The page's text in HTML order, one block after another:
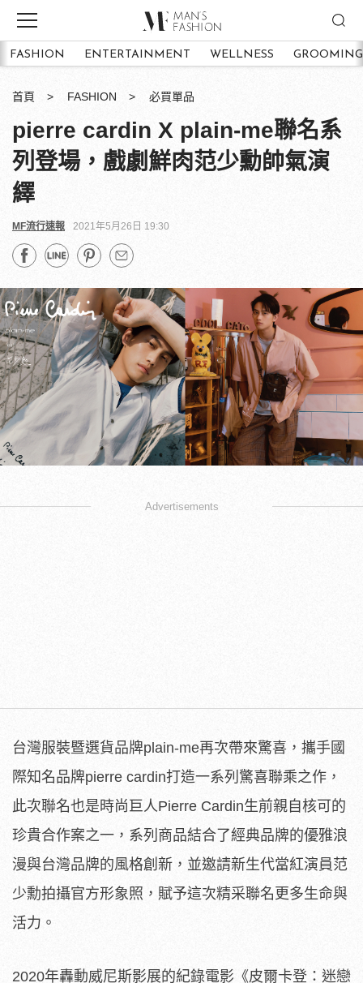
FASHION ENTERTAINMENT WELLNESS GROOMING
首頁 FASHION 必買單品
pierre cardin X plain-me聯名系
列登場，戲劇鮮肉范少勳帥氣演
繹
MF流行速報 2021年5月26日 19:30
Advertisements
台灣服裝暨選貨品牌plain-me再次帶來驚喜，攜手國
際知名品牌pierre cardin打造一系列驚喜聯乘之作，
此次聯名也是時尚巨人Pierre Cardin生前親自核可的
珍貴合作案之一，系列商品結合了經典品牌的優雅浪
漫與台灣品牌的風格創新，並邀請新生代當紅演員范
少勳拍攝官方形象照，賦予這次精采聯名更多生命與
活力。
2020年轟動威尼斯影展的紀錄電影《皮爾卡登：迷戀